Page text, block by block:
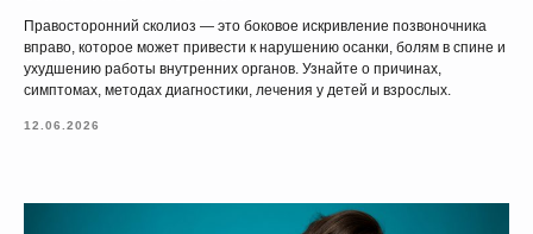
Правосторонний сколиоз — это боковое искривление позвоночника
вправо, которое может привести к нарушению осанки, болям в спине и
ухудшению работы внутренних органов. Узнайте о причинах,
симптомах, методах диагностики, лечения у детей и взрослых.
12.06.2026